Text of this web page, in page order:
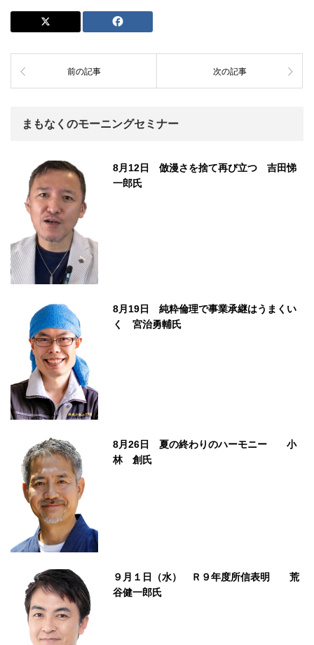
前の記事 次の記事
まもなくのモーニングセミナー
8月12日 倣漫さを捨て再び立つ 吉田悌
一郎氏
8月19日 純粋倫理で事業承継はうまくい
く 宮治勇輔氏
8月26日 夏の終わりのハーモニー 小
林 創氏
９月１日（水） Ｒ９年度所信表明 荒
谷健一郎氏